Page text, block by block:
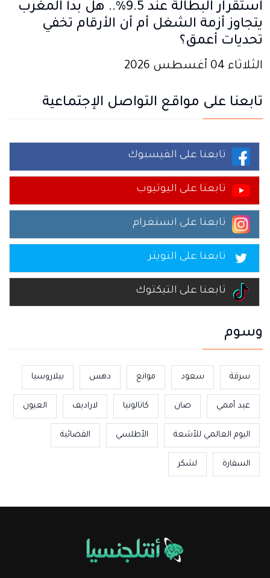
استقرار البطالة عند 9.5%.. هل بدأ المغرب
يتجاوز أزمة الشغل أم أن الأرقام تخفي
تحديات أعمق؟
الثلاثاء 04 أغسطس 2026
تابعنا على مواقع التواصل الإجتماعية
تابعنا على الفيسبوك
تابعنا على اليوتيوب
تابعنا على انستغرام
تابعنا على التويتر
تابعنا على التيكتوك
وسوم
سرقة سعود موانع دهس بيلاروسيا
عيد أممي صان كاتالونيا لاراديف العيون
اليوم العالمي للأشعة الأطلسي القضائية
السفارة لشكر